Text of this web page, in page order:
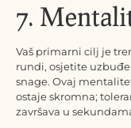
7.
Vaš primarni cilj je
rundi, osjetite
snage. Ovaj
ostaje skromna;
završava u